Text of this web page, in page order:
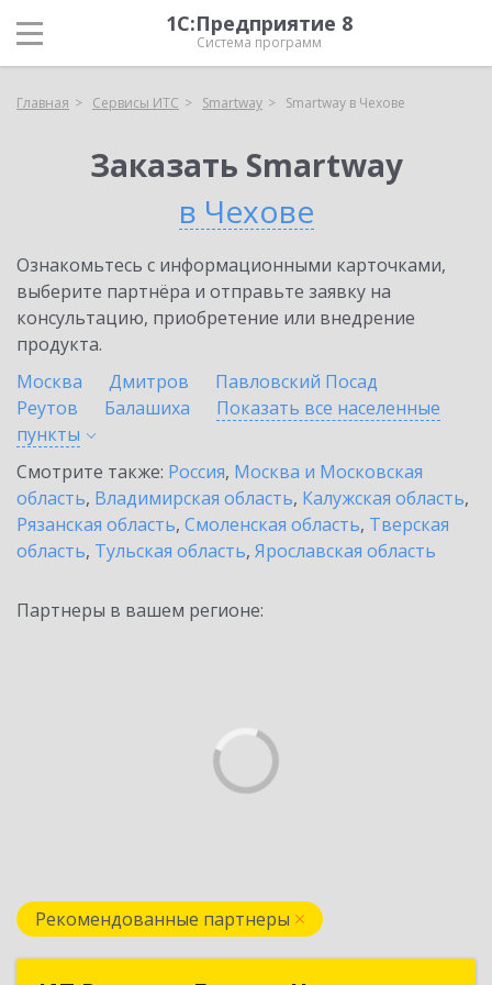
1С:Предприятие 8
Система программ
Главная Сервисы ИТС Smartway Smartway в Чехове
Заказать Smartway
в Чехове
Ознакомьтесь с информационными карточками,
выберите партнёра и отправьте заявку на
консультацию, приобретение или внедрение
продукта.
Москва
Дмитров
Павловский Посад
Реутов
Балашиха
Показать все населенные
пункты
Смотрите также: Россия, Москва и Московская
область, Владимирская область, Калужская область,
Рязанская область, Смоленская область, Тверская
область, Тульская область, Ярославская область
Партнеры в вашем регионе:
Рекомендованные партнеры